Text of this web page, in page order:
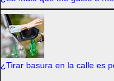
¿Tirar basura en la calle es